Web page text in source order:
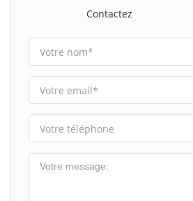
Contactez